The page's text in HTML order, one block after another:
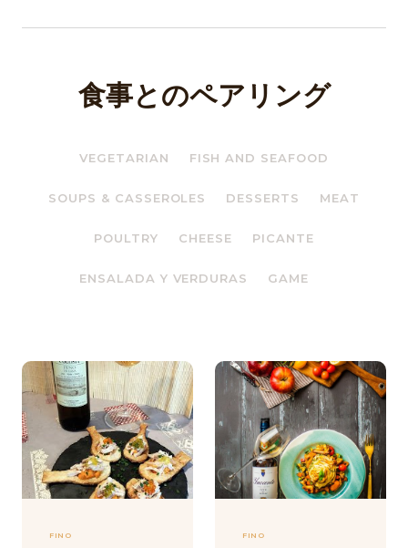
食事とのペアリング
VEGETARIAN FISH AND SEAFOOD
SOUPS & CASSEROLES DESSERTS MEAT
POULTRY CHEESE PICANTE
ENSALADA Y VERDURAS GAME
FINO FINO